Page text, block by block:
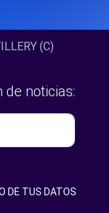
(C)
noticias:
DE TUS DATOS